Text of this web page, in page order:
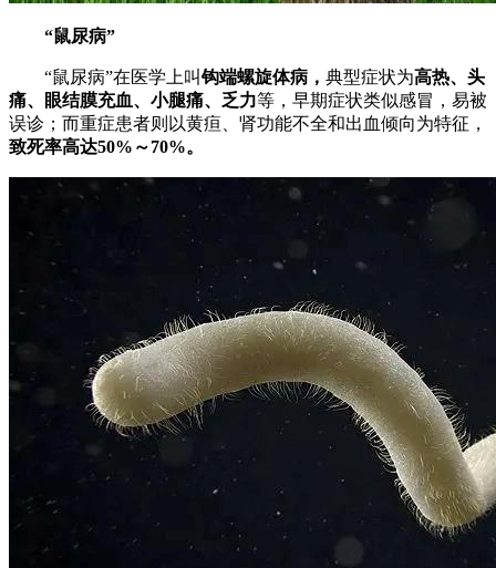
“鼠尿病”
“鼠尿病”在医学上叫钩端螺旋体病， 典型症状为高热、头
痛、眼结膜充血、小腿痛、乏力等，早期症状类似感冒，易被
误诊；而重症患者则以黄疸、肾功能不全和出血倾向为特征，
致死率高达50%～70%。